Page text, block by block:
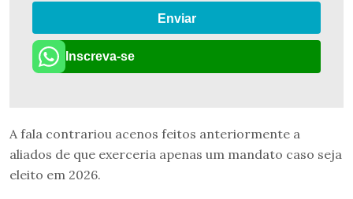
Enviar
Inscreva-se
A fala contrariou acenos feitos anteriormente a
aliados de que exerceria apenas um mandato caso seja
eleito em 2026.